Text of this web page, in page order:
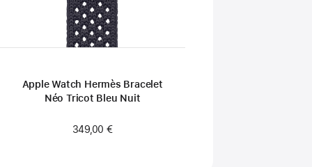
Apple Watch Hermès Bracelet
Néo Tricot Bleu Nuit
349,00 €